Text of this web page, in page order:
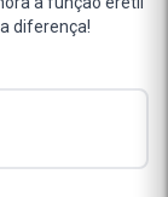
diferença!